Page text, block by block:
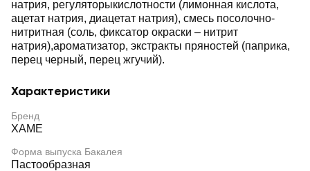
натрия, регуляторыкислотности (лимонная кислота,
ацетат натрия, диацетат натрия), смесь посолочно-
нитритная (соль, фиксатор окраски – нитрит
натрия),ароматизатор, экстракты пряностей (паприка,
перец черный, перец жгучий).
Характеристики
Бренд
ХАМЕ
Форма выпуска Бакалея
Пастообразная